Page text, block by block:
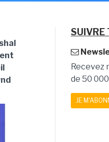
SUIVRE
Recevez
de 50
JE